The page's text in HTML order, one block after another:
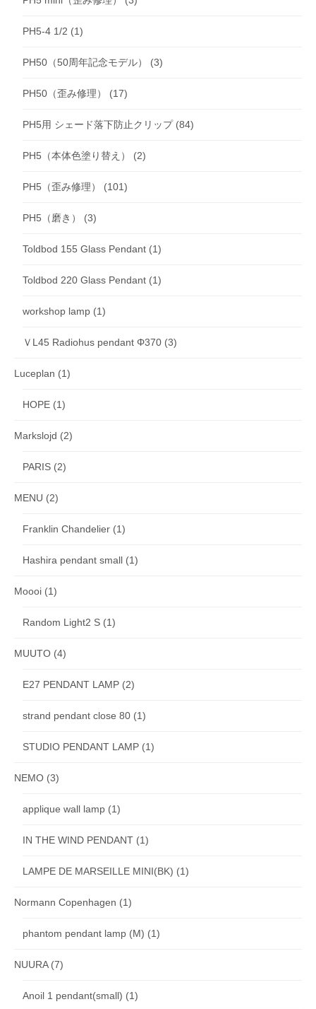
PH5-4 1/2 (1)
PH50（50周年記念モデル） (3)
PH50（歪み修理） (17)
PH5用 シェード落下防止クリップ(84)
PH5（本体色塗り替え） (2)
PH5（歪み修理） (101)
PH5（磨き） (3)
Toldbod 155 Glass Pendant (1)
Toldbod 220 Glass Pendant (1)
workshop lamp (1)
ＶL45 Radiohus pendant Φ370 (3)
Luceplan (1)
HOPE (1)
Markslojd (2)
PARIS (2)
MENU (2)
Franklin Chandelier (1)
Hashira pendant small (1)
Moooi (1)
Random Light2 S (1)
MUUTO (4)
E27 PENDANT LAMP (2)
strand pendant close 80 (1)
STUDIO PENDANT LAMP (1)
NEMO (3)
applique wall lamp (1)
IN THE WIND PENDANT (1)
LAMPE DE MARSEILLE MINI(BK) (1)
Normann Copenhagen (1)
phantom pendant lamp (M) (1)
NUURA(7)
Anoil 1 pendant(small) (1)